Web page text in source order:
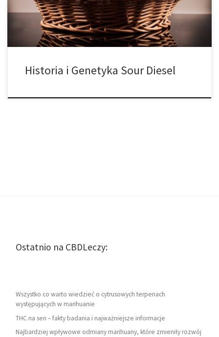
1994 […]
Historia i Genetyka Sour Diesel
Ostatnio na CBDLeczy:
Wszystko co warto wiedzieć o cytrusowych terpenach
występujących w marihuanie
THC na sen – fakty badania i najważniejsze informacje
Najbardziej wpływowe odmiany marihuany, które zmieniły rozwój